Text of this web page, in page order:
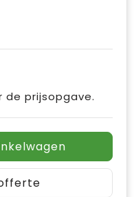
de prijsopgave.